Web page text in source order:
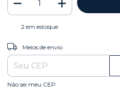
2 em estoque
Entregas para o CEP:
Meios de envio
Não sei meu CEP